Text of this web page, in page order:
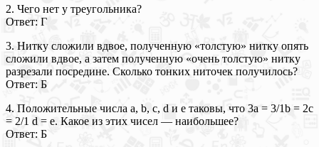
2. Чего нет у треугольника?
Ответ: Г
3. Нитку сложили вдвое, полученную «толстую» нитку опять
сложили вдвое, а затем полученную «очень толстую» нитку
разрезали посредине. Сколько тонких ниточек получилось?
Ответ: Б
4. Положительные числа a, b, c, d и e таковы, что 3a = 3/1b = 2c
= 2/1 d = e. Какое из этих чисел — наибольшее?
Ответ: Б